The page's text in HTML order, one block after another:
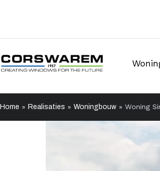
Home » Realisaties » Woningbouw » Woning